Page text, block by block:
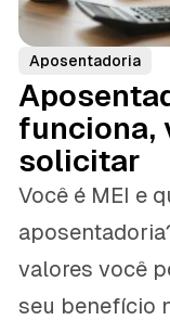
Aposentadoria
funciona,
solicitar
Você é MEI e
valores você
seu benefício